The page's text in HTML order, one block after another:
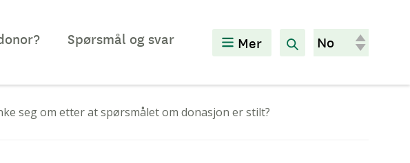
Spørsmål og svar Mer
seg om etter at spørsmålet om donasjon er stilt?